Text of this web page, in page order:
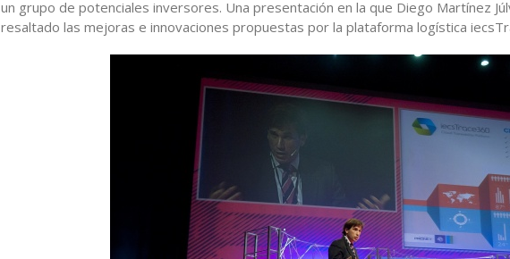
un grupo de potenciales inversores. Una presentación en la que Diego Martínez
resaltado las mejoras e innovaciones propuestas por la plataforma logística